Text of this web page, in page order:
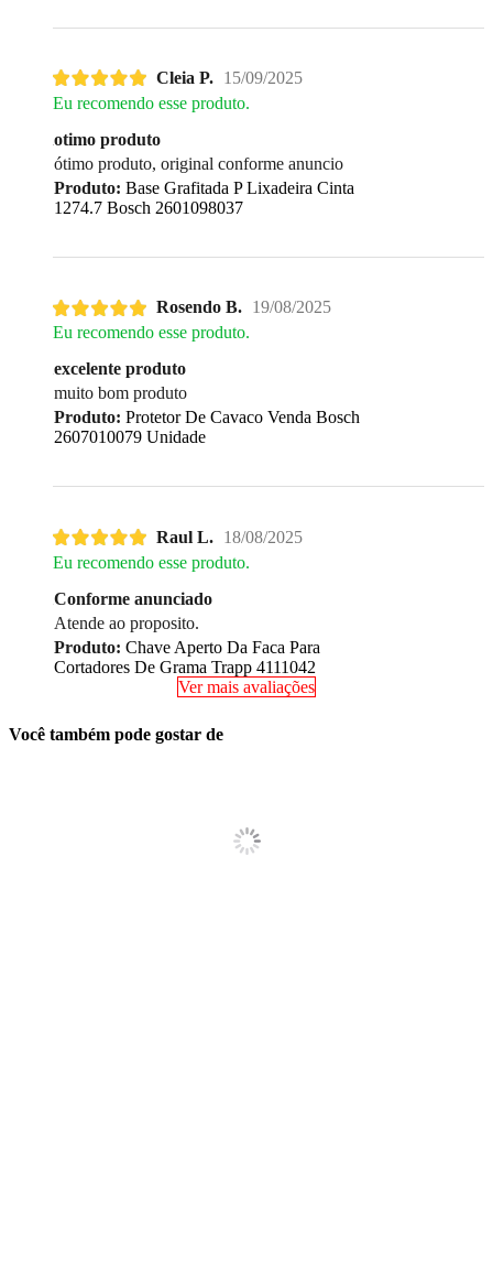
Cleia P. 15/09/2025
Eu recomendo esse produto.
otimo produto
ótimo produto, original conforme anuncio
Produto: Base Grafitada P Lixadeira Cinta
1274.7 Bosch 2601098037
Rosendo B. 19/08/2025
Eu recomendo esse produto.
excelente produto
muito bom produto
Produto: Protetor De Cavaco Venda Bosch
2607010079 Unidade
Raul L. 18/08/2025
Eu recomendo esse produto.
Conforme anunciado
Atende ao proposito.
Produto: Chave Aperto Da Faca Para
Cortadores De Grama Trapp 4111042
Ver mais avaliações
Você também pode gostar de